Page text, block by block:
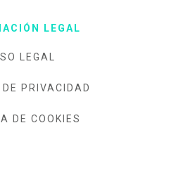
LEGAL
LEGAL
PRIVACIDAD
DE COOKIES